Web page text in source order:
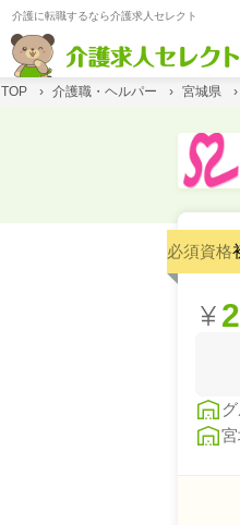
介護に転職するなら介護求人セレクト
TOP › 介護職・ヘルパー › 宮城県 ›
必須資格